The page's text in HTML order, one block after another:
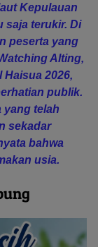
Kepulauan
saja terukir. Di
peserta yang
Alting,
2026,
publik.
yang telah
sekadar
bahwa
usia.